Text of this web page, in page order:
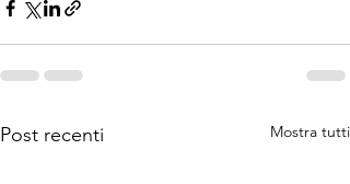
Post recenti Mostra tutti